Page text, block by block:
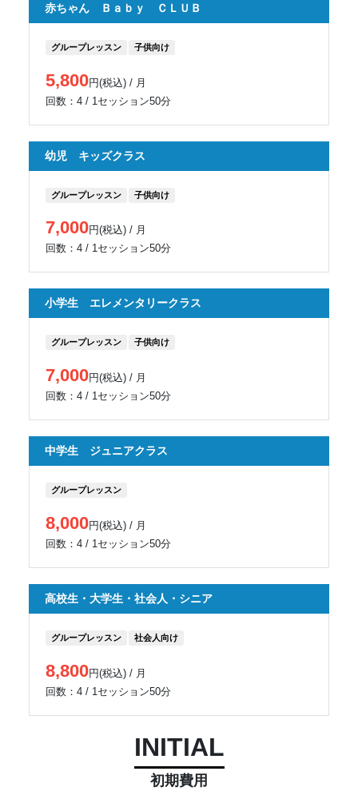
赤ちゃん Ｂａｂｙ ＣＬＵＢ
グループレッスン 子供向け
5,800円(税込) / 月
回数：4 / 1セッション50分
幼児 キッズクラス
グループレッスン 子供向け
7,000円(税込) / 月
回数：4 / 1セッション50分
小学生 エレメンタリークラス
グループレッスン 子供向け
7,000円(税込) / 月
回数：4 / 1セッション50分
中学生 ジュニアクラス
グループレッスン
8,000円(税込) / 月
回数：4 / 1セッション50分
高校生・大学生・社会人・シニア
グループレッスン 社会人向け
8,800円(税込) / 月
回数：4 / 1セッション50分
INITIAL
初期費用